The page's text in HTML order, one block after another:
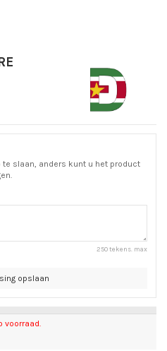
slaan, anders kunt u het product
250 tekens. max
opslaan
voorraad.